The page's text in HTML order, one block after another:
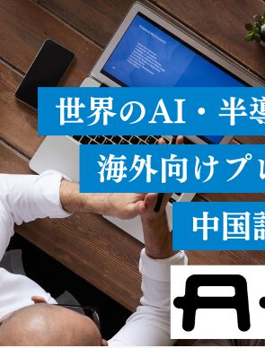
、単一のデバイス
。遠距離まで届く
ャ […]